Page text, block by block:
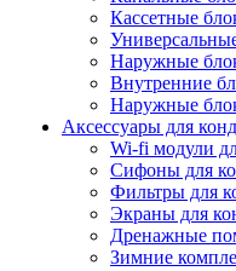
Кассетные
Наружные
Внутренние
Наружные
Аксессуары для
Wi-fi модули
Сифоны для
Фильтры для
Экраны для
Дренажные
Зимние